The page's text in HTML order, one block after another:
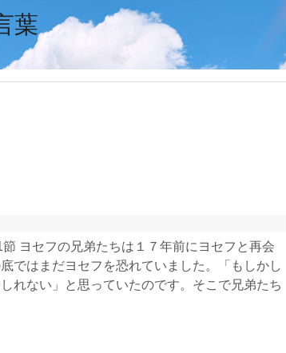
葉
ヨセフの兄弟たちは１７年前にヨセフと再会
ではまだヨセフを恐れていました。「もしかし
れない」と思っていたのです。そこで兄弟たち